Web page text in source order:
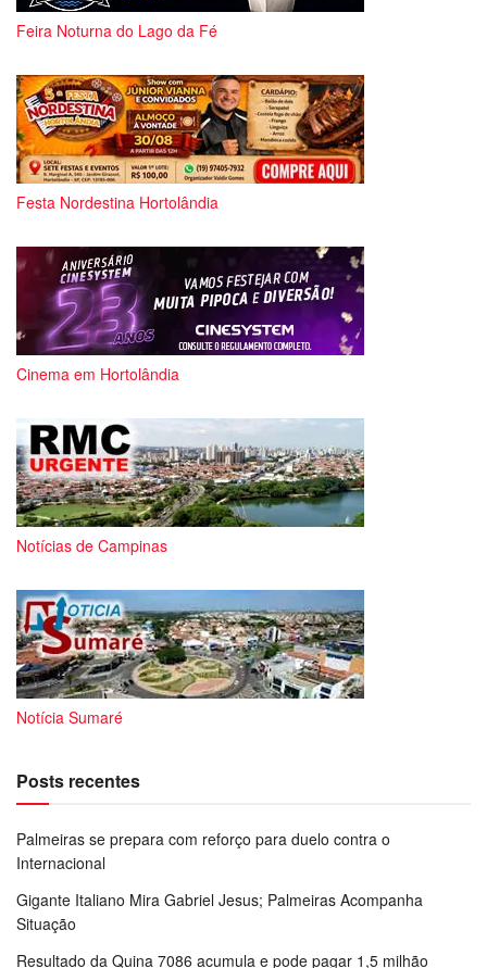
Feira Noturna do Lago da Fé
Festa Nordestina Hortolândia
Cinema em Hortolândia
Notícias de Campinas
Notícia Sumaré
Posts recentes
Palmeiras se prepara com reforço para duelo contra o
Internacional
Gigante Italiano Mira Gabriel Jesus; Palmeiras Acompanha
Situação
Resultado da Quina 7086 acumula e pode pagar 1,5 milhão